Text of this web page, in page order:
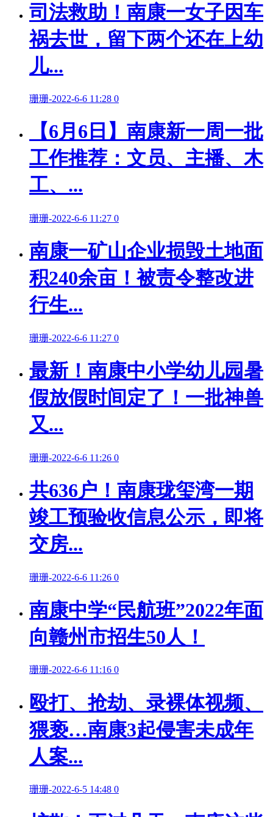
司法救助！南康一女子因车
祸去世，留下两个还在上幼
儿...
珊珊-2022-6-6 11:28 0
【6月6日】南康新一周一批
工作推荐：文员、主播、木
工、...
珊珊-2022-6-6 11:27 0
南康一矿山企业损毁土地面
积240余亩！被责令整改进
行生...
珊珊-2022-6-6 11:27 0
最新！南康中小学幼儿园暑
假放假时间定了！一批神兽
又...
珊珊-2022-6-6 11:26 0
共636户！南康珑玺湾一期
竣工预验收信息公示，即将
交房...
珊珊-2022-6-6 11:26 0
南康中学“民航班”2022年面
向赣州市招生50人！
珊珊-2022-6-6 11:16 0
殴打、抢劫、录裸体视频、
猥亵…南康3起侵害未成年
人案...
珊珊-2022-6-5 14:48 0